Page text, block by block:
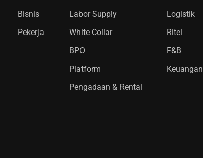
Bisnis
Pekerja
Labor Supply
White Collar
BPO
Platform
Pengadaan & Rental
Logistik
Ritel
F&B
Keuangan